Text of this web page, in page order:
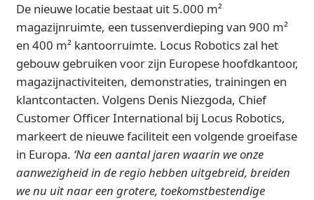
De nieuwe locatie bestaat uit 5.000 m²
magazijnruimte, een tussenverdieping van 900 m²
en 400 m² kantoorruimte. Locus Robotics zal het
gebouw gebruiken voor zijn Europese hoofdkantoor,
magazijnactiviteiten, demonstraties, trainingen en
klantcontacten. Volgens Denis Niezgoda, Chief
Customer Officer International bij Locus Robotics,
markeert de nieuwe faciliteit een volgende groeifase
in Europa. ‘Na een aantal jaren waarin we onze
aanwezigheid in de regio hebben uitgebreid, breiden
we nu uit naar een grotere, toekomstbestendige